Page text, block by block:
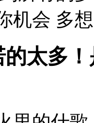
机会 多
太多